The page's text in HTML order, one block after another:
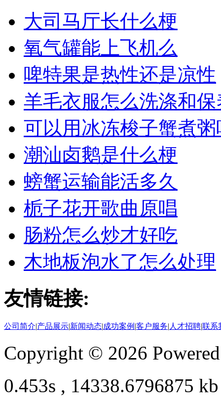
大司马厅长什么梗
氧气罐能上飞机么
啤特果是热性还是凉性
羊毛衣服怎么洗涤和
可以用冰冻梭子蟹煮粥
潮汕卤鹅是什么梗
螃蟹运输能活多久
栀子花开歌曲原唱
肠粉怎么炒才好吃
木地板泡水了怎么处理
友情链接:
公司简介|产品展示|新闻动态|成功案例 |客户服务| 人才招聘|联系
Copyright © 2026
0.453s , 14338.6796875 kb